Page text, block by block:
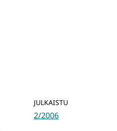
JULKAISTU
2/2006